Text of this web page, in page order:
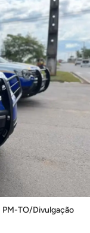
TO/Divulgação